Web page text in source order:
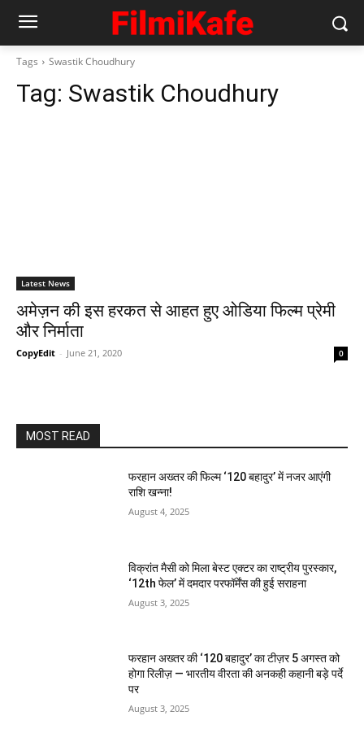
Tags Swastik Choudhury
Tag: Swastik Choudhury
Latest News
अमेज़न की इस हरकत से आहत हुए ओडिया फिल्‍म प्रेमी
और निर्माता
CopyEdit - June 21, 2020 0
MOST READ
फरहान अख्तर की फिल्म ‘120 बहादुर’ में नजर आएंगी
राशि खन्ना!
August 4, 2025
विक्रांत मैसी को मिला बेस्ट एक्टर का राष्ट्रीय पुरस्कार,
‘12th फेल’ में दमदार परफॉर्मेंस की हुई सराहना
August 3, 2025
फरहान अख्तर की ‘120 बहादुर’ का टीज़र 5 अगस्त को
होगा रिलीज़ — भारतीय वीरता की अनकही कहानी बड़े पर्दे
पर
August 3, 2025